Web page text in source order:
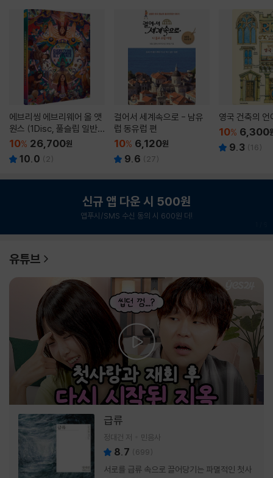
에브리씽 에브리웨어 올 앳
원스 (1Disc, 풀슬립 일반
판) : 블루레이
10% 26,700원
10.0 ( 2)
걸어서 세계속으로 - 남유
럽 동유럽 편
10% 6,120원
9.6 ( 27)
영국 건축의 언
10% 6,300
9.3 (16)
신규 앱 다운 시 500원
앱푸시/SMS 수신 동의 시 600원 더!
유튜브
급류
정대건 저 민음사
8.7 (699)
서로를 급류 속으로 끌어당기는 파멸적인 첫사